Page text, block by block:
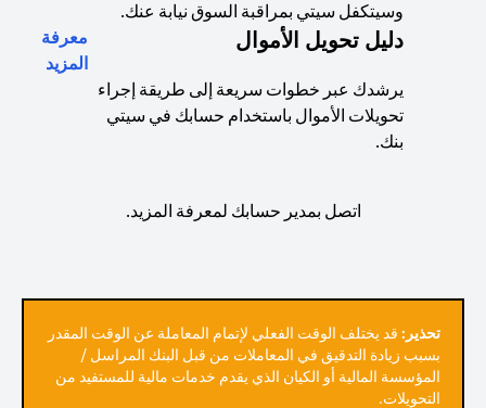
وسيتكفل سيتي بمراقبة السوق نيابة عنك.
دليل تحويل الأموال
يرشدك عبر خطوات سريعة إلى طريقة إجراء
تحويلات الأموال باستخدام حسابك في سيتي
بنك.
معرفة
المزيد
اتصل بمدير حسابك لمعرفة المزيد.
تحذير: قد يختلف الوقت الفعلي لإتمام المعاملة عن الوقت المقدر
بسبب زيادة التدقيق في المعاملات من قبل البنك المراسل /
المؤسسة المالية أو الكيان الذي يقدم خدمات مالية للمستفيد من
التحويلات.